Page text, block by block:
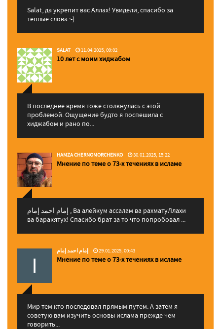
Salat, да укрепит вас Аллаx! Увидели, спасибо за
теплые слова :-)...
SALAT 11.04.2025, 09:02
10 лет с моим хиджабом
В последнее время тоже столкнулась с этой
проблемой. Ощущение будто я поспешила с
хиджабом и рано по...
HAMZA CHERNOMORCHENKO 30.01.2025, 15:22
Мнение по теме о 73-х течениях в исламе
إمام احمد إمام , Ва алейкум ассалам ва рахматуЛлахи
ва баракятух! Спасибо брат за то что попробовал ...
إمام احمد إمام 29.01.2025, 00:43
Мнение по теме о 73-х течениях в исламе
Мир тем кто последовал прямым путем. А затем я
советую вам изучить основы ислама прежде чем
говорить...